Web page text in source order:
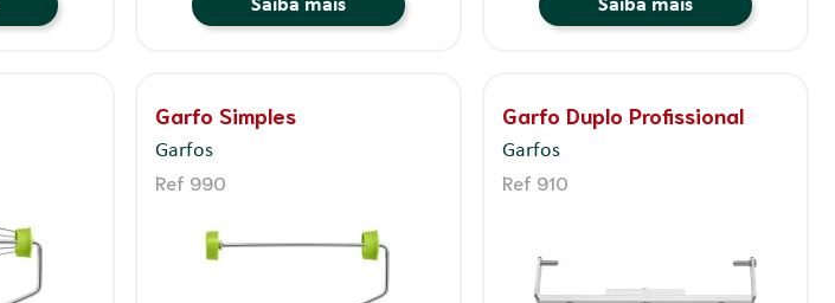
Saiba mais Saiba mais
Garfo Simples
Garfos
Ref 990
Garfo Duplo Profissional
Garfos
Ref 910